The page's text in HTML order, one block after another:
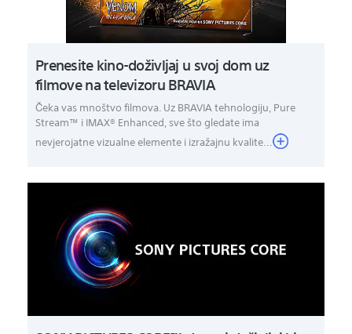
Prenesite kino-doživljaj u svoj dom uz
filmove na televizoru BRAVIA
Čeka vas mnoštvo filmova. Uz BRAVIA tehnologiju, Pure
Stream™ i IMAX® Enhanced, sve što gledate ima
nevjerojatne vizualne elemente i izražajnu kvalite...